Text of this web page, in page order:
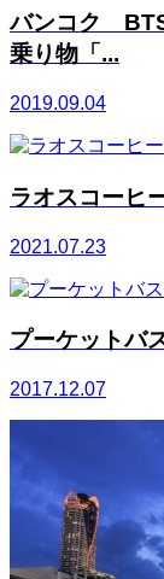
バンコク
乗り物「...
2019.09.04
ラオスコーヒ
2021.07.23
プーケットバ
2017.12.07